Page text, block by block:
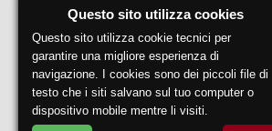
€.
REA:RM 930252
Roc:36580 del 5
Pec:
Questo sito utilizza cookies
Questo sito utilizza cookie tecnici per
garantire una migliore esperienza di
navigazione. I cookies sono dei piccoli file di
testo che i siti salvano sul tuo computer o
dispositivo mobile mentre li visiti.